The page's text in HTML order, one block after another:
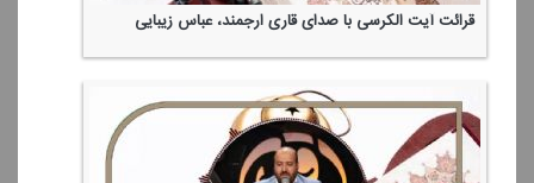
قرائت آیت الكرسی با صدای قاری ارجمند، عباس زیبایی